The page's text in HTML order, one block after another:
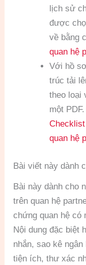
lịch sử
được
về bằng
quan hệ
Với hồ
trúc tải
theo loại
một
quan hệ
Bài viết này dành
Bài này dành cho
trên quan hệ
chứng quan hệ có
Nội dung đặc biệt
nhắn, sao kê
tiện ích, thư xác